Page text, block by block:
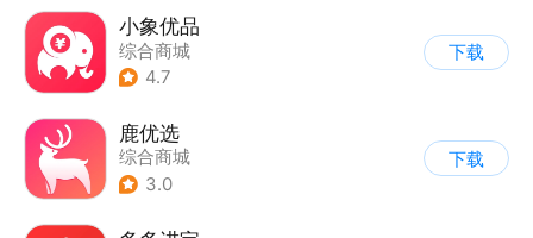
小象优品
综合商城
4.7
下载
鹿优选
综合商城
3.0
下载